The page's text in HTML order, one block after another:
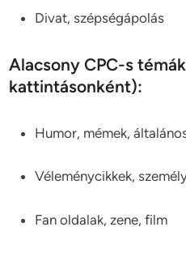
Divat, szépségápolás
Alacsony CPC-s
kattintásonként):
Humor, mémek,
Véleménycikkek,
Fan oldalak, zene, film